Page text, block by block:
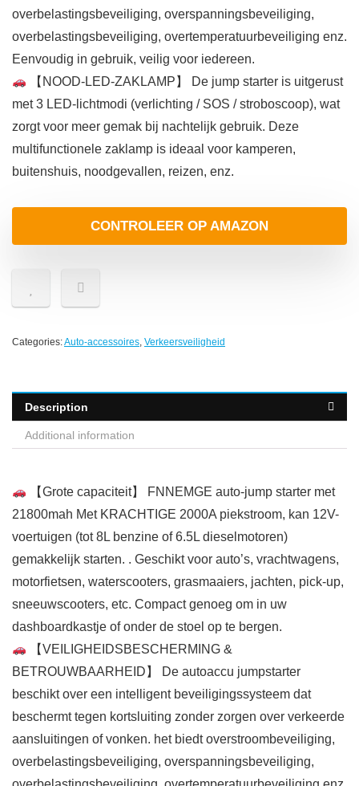
overbelastingsbeveiliging, overspanningsbeveiliging,
overbelastingsbeveiliging, overtemperatuurbeveiliging enz.
Eenvoudig in gebruik, veilig voor iedereen.
【NOOD-LED-ZAKLAMP】 De jump starter is uitgerust
met 3 LED-lichtmodi (verlichting / SOS / stroboscoop), wat
zorgt voor meer gemak bij nachtelijk gebruik. Deze
multifunctionele zaklamp is ideaal voor kamperen,
buitenshuis, noodgevallen, reizen, enz.
CONTROLEER OP AMAZON
Categories:Auto-accessoires, Verkeersveiligheid
Description
Additional information
【Grote capaciteit】 FNNEMGE auto-jump starter met
21800mah Met KRACHTIGE 2000A piekstroom, kan 12V-
voertuigen (tot 8L benzine of 6.5L dieselmotoren)
gemakkelijk starten. . Geschikt voor auto’s, vrachtwagens,
motorfietsen, waterscooters, grasmaaiers, jachten, pick-up,
sneeuwscooters, etc. Compact genoeg om in uw
dashboardkastje of onder de stoel op te bergen.
【VEILIGHEIDSBESCHERMING &
BETROUWBAARHEID】 De autoaccu jumpstarter
beschikt over een intelligent beveiligingssysteem dat
beschermt tegen kortsluiting zonder zorgen over verkeerde
aansluitingen of vonken. het biedt overstroombeveiliging,
overbelastingsbeveiliging, overspanningsbeveiliging,